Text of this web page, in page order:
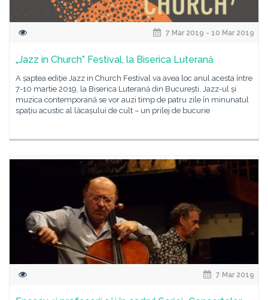
7 Mar 2019 - 10 Mar 2019
„Jazz in Church” Festival, la Biserica Luterană
A șaptea ediție Jazz in Church Festival va avea loc anul acesta între
7-10 martie 2019, la Biserica Luterană din București. Jazz-ul și
muzica contemporană se vor auzi timp de patru zile în minunatul
spațiu acustic al lăcașului de cult – un prilej de bucurie
7 Mar 2019